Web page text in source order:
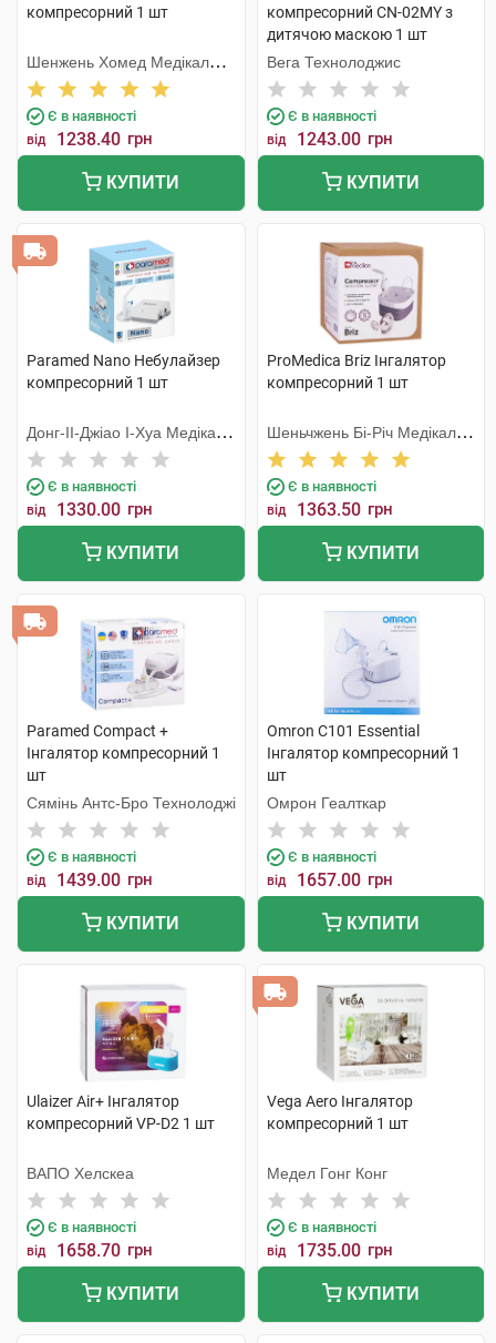
компресорний 1 шт
Шенжень Хомед Медікал
Девайс
Є в наявності
від 1238.40 грн
КУПИТИ
компресорний CN-02MY з
дитячою маскою 1 шт
Вега Технолоджис
Є в наявності
від 1243.00 грн
КУПИТИ
Paramed Nano Небулайзер
компресорний 1 шт
Донг-ІІ-Джіао І-Хуа Медікал
Еквіпмент
Є в наявності
від 1330.00 грн
КУПИТИ
ProMedica Briz Інгалятор
компресорний 1 шт
Шеньчжень Бі-Річ Медікал
Девайсес Ко
Є в наявності
від 1363.50 грн
КУПИТИ
Paramed Compact +
Інгалятор компресорний 1
шт
Сямінь Антс-Бро Технолоджі
Є в наявності
від 1439.00 грн
КУПИТИ
Omron C101 Essential
Інгалятор компресорний 1
шт
Омрон Геалткар
Є в наявності
від 1657.00 грн
КУПИТИ
Ulaizer Air+ Інгалятор
компресорний VP-D2 1 шт
ВАПО Хелскеа
Є в наявності
від 1658.70 грн
КУПИТИ
Vega Aero Інгалятор
компресорний 1 шт
Медел Гонг Конг
Є в наявності
від 1735.00 грн
КУПИТИ